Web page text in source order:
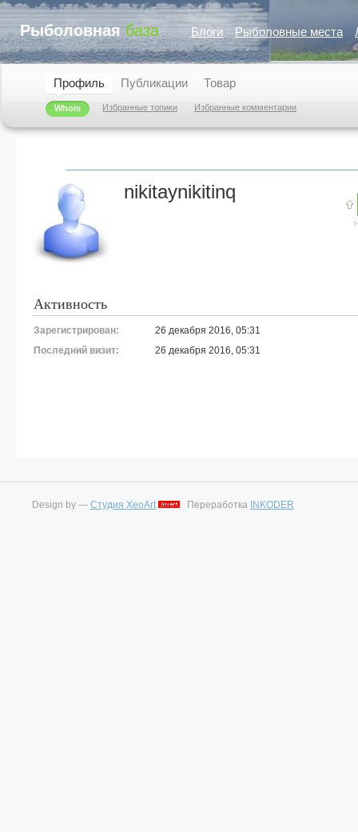
Рыболовная база Блоги Рыболовные места
Профиль
Whois Избранные топики Избранные комментарии
Публикации Товар
nikitaynikitinq
Активность
Зарегистрирован:
26 декабря 2016, 05:31
Последний визит:
26 декабря 2016, 05:31
Design by — Студия XeoArt Переработка INKODER